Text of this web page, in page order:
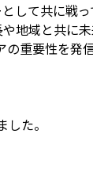
て共に戦
地域と共に
重要性を発
た。